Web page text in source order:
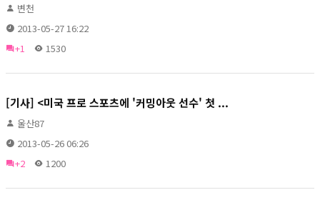
변천
2013-05-27 16:22
+1
1530
[기사] <미국 프로 스포츠에 '커밍아웃 선수' 첫 ...
울산87
2013-05-26 06:26
+2
1200